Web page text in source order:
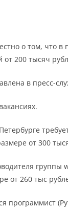
о том, что
от 200 тысяч
в пресс-
от 300
от 260 тыс
программист